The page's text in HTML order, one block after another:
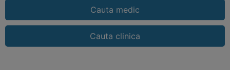
Cauta medic
Cauta clinica